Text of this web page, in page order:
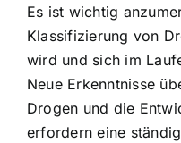
Es ist wichtig
Klassifizierung von
wird und sich im
Neue Erkenntnisse
Drogen und die
erfordern eine